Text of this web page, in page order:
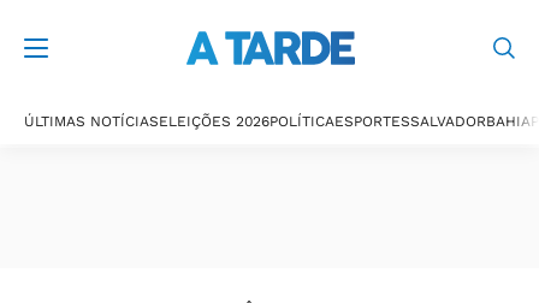
ÚLTIMAS NOTÍCIASELEIÇÕES 2026POLÍTICAESPORTESSALVADORBAHIA